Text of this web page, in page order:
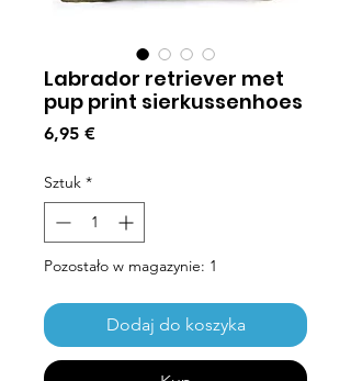
Labrador retriever met
pup print sierkussenhoes
6,95 €Cena
Sztuk *
Pozostało w magazynie: 1
Dodaj do koszyka